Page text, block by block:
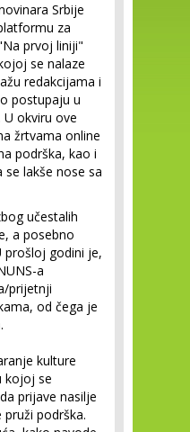
Srbije
za
prvoj liniji"
se nalaze
redakcijama i
postupaju u
okviru ove
žrtvama online
podrška, kao i
se lakše nose sa
učestalih
a posebno
prošloj godini je,
a
prijetnji
od čega je
kulture
kojoj se
prijave nasilje
podrška.